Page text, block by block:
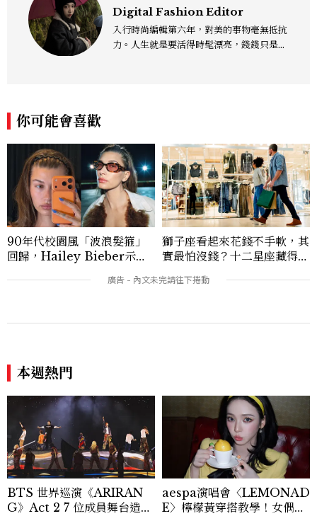
Digital Fashion Editor
入行時尚編輯第六年，對美的事物毫無抵抗
力。人生就是要活得時髦漂亮，錢錢只是變
你可能會喜歡
90年代校園風「波浪髮箍」
回歸，Hailey Bieber示範
u髮箍未開賣先爆紅！
獅子座看起來花錢不手軟，其
實最怕沒錢？十二星座藏得最
價半天，最後卻買最貴的
本週熱門
BTS 世界巡演《ARIRAN
G》Act 2 7 位成員舞台造型
aespa演唱會〈LEMONAD
E〉檸檬黃穿搭教學！女偶像